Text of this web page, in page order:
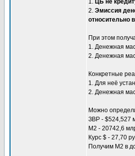
1. ЦБ не
2. Эмиссия
относительно
При этом
1. Денежная
2. Денежная
Конкретные
1. Для неё
2. Денежная
Можно
ЗВР - $524,527
М2 - 20742,6
Курс $ - 27,70
Получим М2 в